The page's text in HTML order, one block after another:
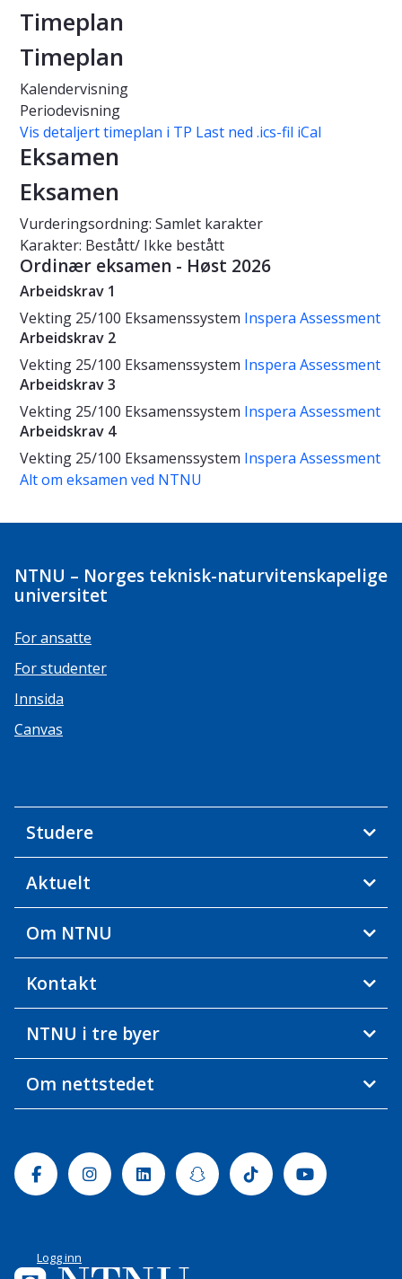
Timeplan
Timeplan
Kalendervisning
Periodevisning
Vis detaljert timeplan i TP Last ned .ics-fil iCal
Eksamen
Eksamen
Vurderingsordning: Samlet karakter
Karakter: Bestått/ Ikke bestått
Ordinær eksamen - Høst 2026
Arbeidskrav 1
Vekting 25/100 Eksamenssystem Inspera Assessment
Arbeidskrav 2
Vekting 25/100 Eksamenssystem Inspera Assessment
Arbeidskrav 3
Vekting 25/100 Eksamenssystem Inspera Assessment
Arbeidskrav 4
Vekting 25/100 Eksamenssystem Inspera Assessment
Alt om eksamen ved NTNU
NTNU – Norges teknisk-naturvitenskapelige
universitet
For ansatte
For studenter
Innsida
Canvas
Studere
Aktuelt
Om NTNU
Kontakt
NTNU i tre byer
Om nettstedet
FacebookInstagramLinkedinSnapchatTiktok Youtube
Logg inn